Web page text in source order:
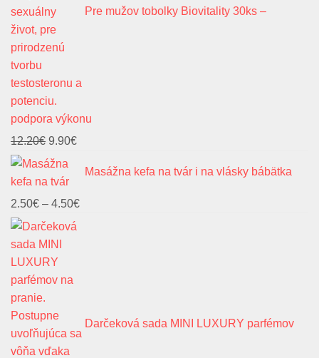
Pre mužov tobolky Biovitality 30ks –
podpora výkonu
12.20€ Pôvodná
cena
bola:
9.90€Aktuálna
je:Masážna kefa na tvár i na vlásky bábätka
2.50€ – 4.50€Price
Darčeková sada MINI LUXURY parfémov